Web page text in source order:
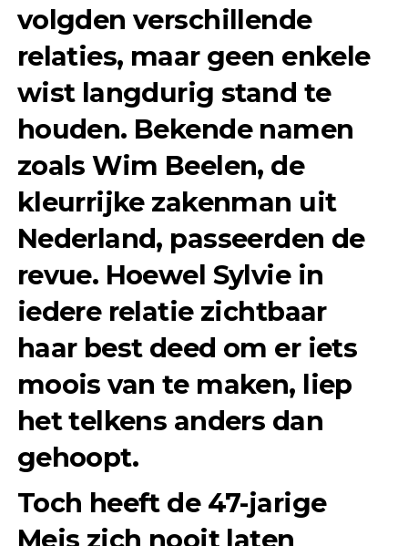
volgden verschillende
relaties, maar geen enkele
wist langdurig stand te
houden. Bekende namen
zoalsWim Beelen, de
kleurrijke zakenman uit
Nederland, passeerden de
revue. Hoewel Sylvie in
iedere relatie zichtbaar
haar best deed om er iets
moois van te maken, liep
het telkens anders dan
gehoopt.
Toch heeft de 47-jarige
Meis zich nooit laten